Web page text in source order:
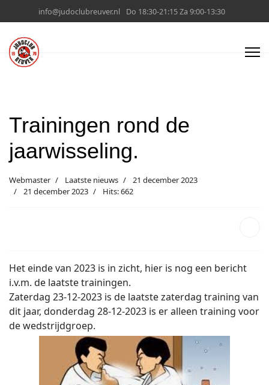
info@judoclubreuver.nl Do 18:30-21:15 Za 9:00-13:30
Trainingen rond de
jaarwisseling.
Webmaster Laatste nieuws
21 december 2023
21 december 2023
Hits: 662
Het einde van 2023 is in zicht, hier is nog een bericht
i.v.m. de laatste trainingen.
Zaterdag 23-12-2023 is de laatste zaterdag training van
dit jaar, donderdag 28-12-2023 is er alleen training voor
de wedstrijdgroep.